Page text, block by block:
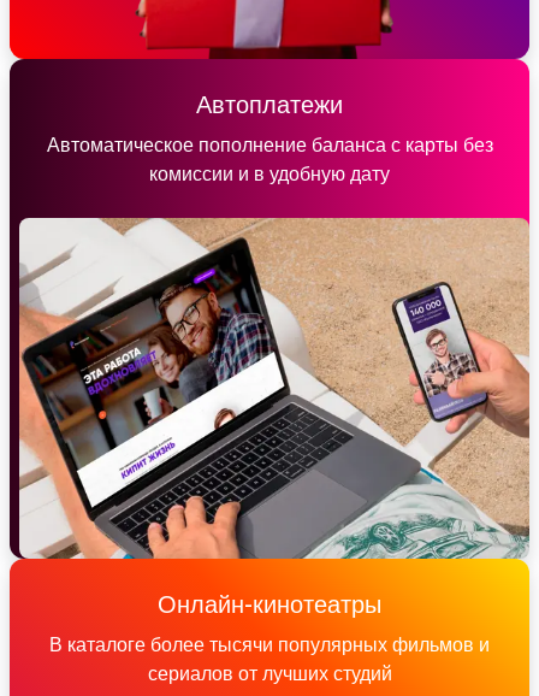
Автоплатежи
Автоматическое пополнение баланса с карты без
комиссии и в удобную дату
Онлайн-кинотеатры
В каталоге более тысячи популярных фильмов и
сериалов от лучших студий